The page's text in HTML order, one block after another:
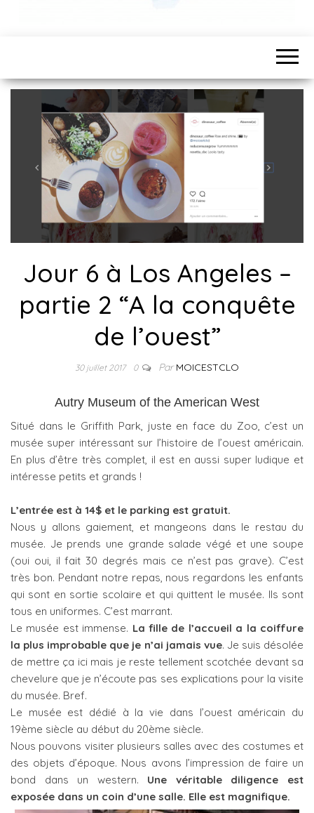
Jour 6 à Los Angeles –
partie 2 “A la conquête
de l’ouest”
30 juillet 2017 0 ParMOICESTCLO
Autry Museum of the American West
Situé dans le Griffith Park, juste en face du Zoo, c’est un
musée super intéressant sur l’histoire de l’ouest américain.
En plus d’être très complet, il est en aussi super ludique et
intéresse petits et grands !
L’entrée est à 14$ et le parking est gratuit.
Nous y allons gaiement, et mangeons dans le restau du
musée. Je prends une grande salade végé et une soupe
(oui oui, il fait 30 degrés mais ce n’est pas grave). C’est
très bon. Pendant notre repas, nous regardons les enfants
qui sont en sortie scolaire et qui quittent le musée. Ils sont
tous en uniformes. C’est marrant.
Le musée est immense. La fille de l’accueil a la coiffure
la plus improbable que je n’ai jamais vue. Je suis désolée
de mettre ça ici mais je reste tellement scotchée devant sa
chevelure que je n’écoute pas ses explications pour la visite
du musée. Bref.
Le musée est dédié à la vie dans l’ouest américain du
19ème siècle au début du 20ème siècle.
Nous pouvons visiter plusieurs salles avec des costumes et
des objets d’époque. Nous avons l’impression de faire un
bond dans un western. Une véritable diligence est
exposée dans un coin d’une salle. Elle est magnifique.